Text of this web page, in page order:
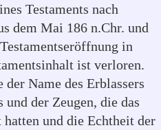
Testaments nach
dem Mai 186 n.Chr. und
in
ist verloren.
Name des Erblassers
und der Zeugen, die das
und die Echtheit der